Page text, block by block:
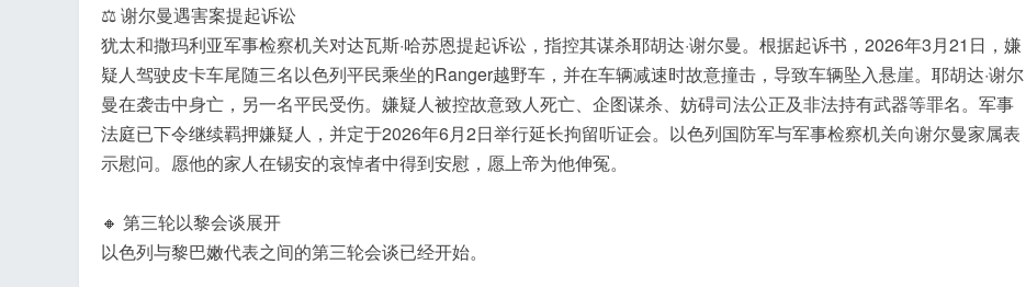
⚖️ 谢尔曼遇害案提起诉讼
犹太和撒玛利亚军事检察机关对达瓦斯·哈苏恩提起诉讼，指控其谋杀耶胡达·谢尔曼。根据起诉书，2026年3月21日，嫌
疑人驾驶皮卡车尾随三名以色列平民乘坐的Ranger越野车，并在车辆减速时故意撞击，导致车辆坠入悬崖。耶胡达·谢尔
曼在袭击中身亡，另一名平民受伤。嫌疑人被控故意致人死亡、企图谋杀、妨碍司法公正及非法持有武器等罪名。军事
法庭已下令继续羁押嫌疑人，并定于2026年6月2日举行延长拘留听证会。以色列国防军与军事检察机关向谢尔曼家属表
示慰问。愿他的家人在锡安的哀悼者中得到安慰，愿上帝为他伸冤。
🔸 第三轮以黎会谈展开
以色列与黎巴嫩代表之间的第三轮会谈已经开始。